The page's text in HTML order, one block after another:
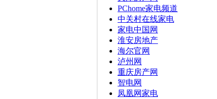
PChome家电频道
中关村在线家电
家电中国网
淮安房地产
海尔官网
泸州网
重庆房产网
智电网
凤凰网家电